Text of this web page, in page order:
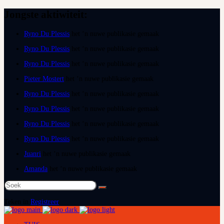
Ryno Du Plessis
Ryno Du Plessis
Ryno Du Plessis
Pieter Mostert
Ryno Du Plessis
Ryno Du Plessis
Ryno Du Plessis
Ryno Du Plessis
Juanri
Amanda
Soek
na:
Registreer